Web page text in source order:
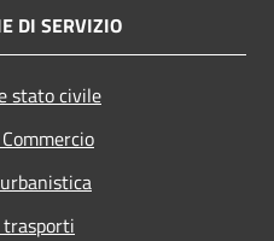
DI SERVIZIO
stato civile